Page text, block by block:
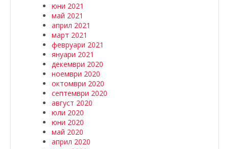
юни 2021
май 2021
април 2021
март 2021
февруари 2021
януари 2021
декември 2020
ноември 2020
октомври 2020
септември 2020
август 2020
юли 2020
юни 2020
май 2020
април 2020